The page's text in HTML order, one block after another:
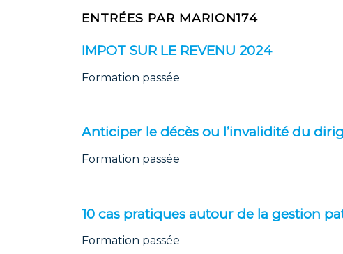
ENTRÉES PAR MARION174
IMPOT SUR LE REVENU 2024
Formation passée
Anticiper le décès ou l’invalidité du
Formation passée
10 cas pratiques autour de la gestion
Formation passée